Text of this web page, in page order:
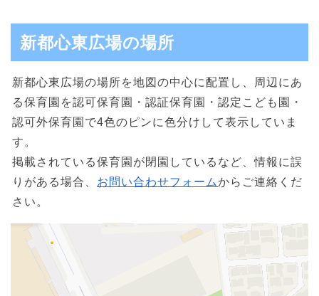
新都心東広場の場所
新都心東広場の場所を地図の中心に配置し、周辺にあ
る保育園を認可保育園・認証保育園・認定こども園・
認可外保育園で4色のピンに色分けして表示していま
す。
掲載されている保育園が閉園しているなど、情報に誤
りがある場合、 お問い合わせフォームからご連絡くだ
さい。